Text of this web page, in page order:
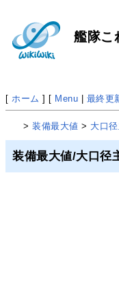
艦隊こ
[ ホーム ] [ Menu | 最終更
>装備最大値 > 大口
装備最大値/大口径